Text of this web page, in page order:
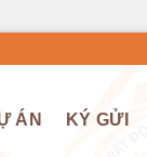
ÁN KÝ GỬI